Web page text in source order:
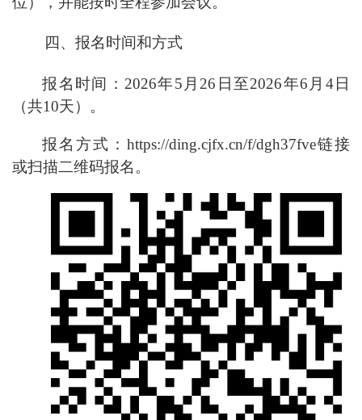
四、 报名时间和方式
报名时间： 2026年5 月 26 日至2026年6 月 4日
（共10天）。
报名方式：https://ding.cjfx.cn/f/dgh37fve链接
或扫描二维码报名。